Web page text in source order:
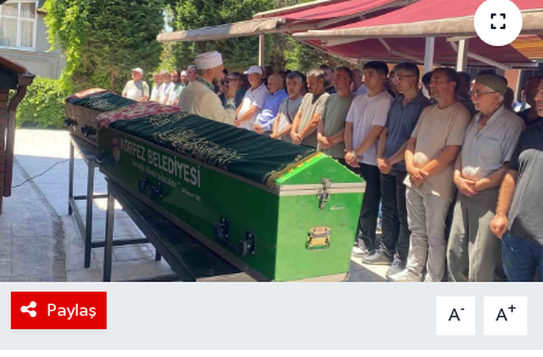
Paylaş A- A+